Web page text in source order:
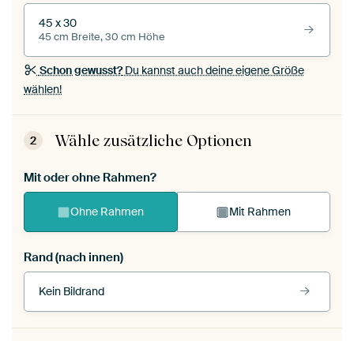
45 x 30
45 cm Breite, 30 cm Höhe
Schon gewusst?Du kannst auch deine eigene Größe
wählen!
2 Wähle zusätzliche Optionen
Mit oder ohne Rahmen?
Ohne Rahmen Mit Rahmen
Rand (nach innen)
Kein Bildrand